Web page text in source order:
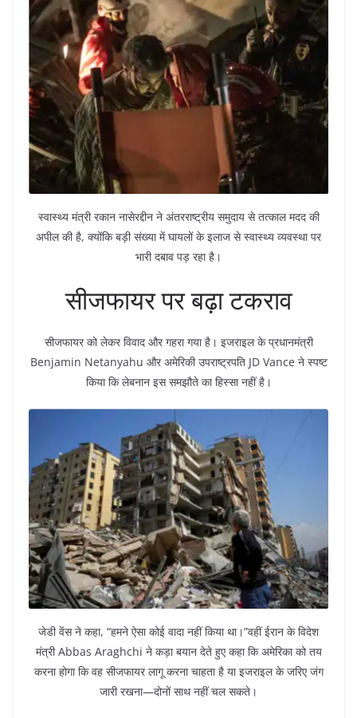
स्वास्थ्य मंत्री रकान नासेरद्दीन ने अंतरराष्ट्रीय समुदाय से तत्काल मदद की
अपील की है, क्योंकि बड़ी संख्या में घायलों के इलाज से स्वास्थ्य व्यवस्था पर
भारी दबाव पड़ रहा है।
सीजफायर पर बढ़ा टकराव
सीजफायर को लेकर विवाद और गहरा गया है। इजराइल के प्रधानमंत्री
Benjamin Netanyahu और अमेरिकी उपराष्ट्रपति JD Vance ने स्पष्ट
किया कि लेबनान इस समझौते का हिस्सा नहीं है।
जेडी वेंस ने कहा, “हमने ऐसा कोई वादा नहीं किया था।”वहीं ईरान के विदेश
मंत्री Abbas Araghchi ने कड़ा बयान देते हुए कहा कि अमेरिका को तय
करना होगा कि वह सीजफायर लागू करना चाहता है या इजराइल के जरिए जंग
जारी रखना—दोनों साथ नहीं चल सकते।